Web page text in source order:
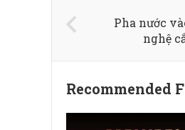
Pha nước
nghệ
Recommended